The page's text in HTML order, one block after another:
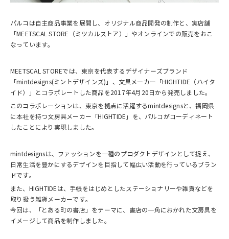
パルコは自主商品事業を展開し、オリジナル商品開発の制作と、実店舗
「MEETSCAL STORE（ミツカルストア）」やオンラインでの販売をおこ
なっています。
MEETSCAL STOREでは、東京を代表するデザイナーズブランド
「mintdesigns(ミントデザインズ)」、文具メーカー「HIGHTIDE（ハイタ
イド）」とコラボレートした商品を2017年4月20日から発売しました。
このコラボレーションは、東京を拠点に活躍するmintdesignsと、福岡県
に本社を持つ文房具メーカー「HIGHTIDE」を、パルコがコーディネート
したことにより実現しました。
mintdesignsは、ファッションを一種のプロダクトデザインとして捉え、
日常生活を豊かにするデザインを目指して幅広い活動を行っているブラン
ドです。
また、HIGHTIDEは、手帳をはじめとしたステーショナリーや雑貨などを
取り扱う雑貨メーカーです。
今回は、「とある町の書店」をテーマに、書店の一角におかれた文房具を
イメージして商品を制作しました。